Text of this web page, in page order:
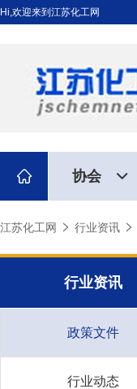
Hi,欢迎来到江苏化工网
协会
江苏化工网 行业资讯
行业资讯
政策文件
行业动态